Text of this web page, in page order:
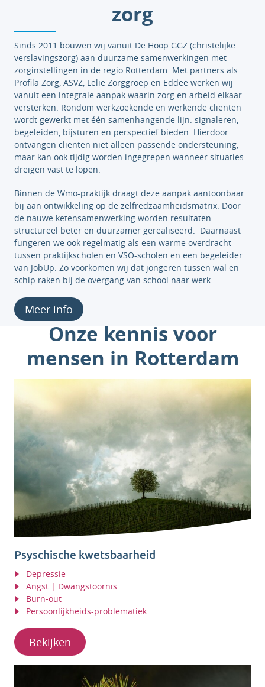
zorg
Sinds 2011 bouwen wij vanuit De Hoop GGZ (christelijke
verslavingszorg) aan duurzame samenwerkingen met
zorginstellingen in de regio Rotterdam. Met partners als
Profila Zorg, ASVZ, Lelie Zorggroep en Eddee werken wij
vanuit een integrale aanpak waarin zorg en arbeid elkaar
versterken. Rondom werkzoekende en werkende cliënten
wordt gewerkt met één samenhangende lijn: signaleren,
begeleiden, bijsturen en perspectief bieden. Hierdoor
ontvangen cliënten niet alleen passende ondersteuning,
maar kan ook tijdig worden ingegrepen wanneer situaties
dreigen vast te lopen.
Binnen de Wmo-praktijk draagt deze aanpak aantoonbaar
bij aan ontwikkeling op de zelfredzaamheidsmatrix. Door
de nauwe ketensamenwerking worden resultaten
structureel beter en duurzamer gerealiseerd. Daarnaast
fungeren we ook regelmatig als een warme overdracht
tussen praktijkscholen en VSO-scholen en een begeleider
van JobUp. Zo voorkomen wij dat jongeren tussen wal en
schip raken bij de overgang van school naar werk
Meer info
Onze kennis voor
mensen in Rotterdam
Psyschische kwetsbaarheid
Depressie
Angst | Dwangstoornis
Burn-out
Persoonlijkheids-problematiek
Bekijken